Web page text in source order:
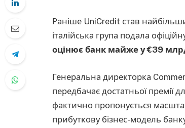
Раніше UniCredit став
італійська група подала
оцінює банк майже у €39
Генеральна директорка
передбачає достатньої премії
фактично пропонується
прибуткову бізнес-модель